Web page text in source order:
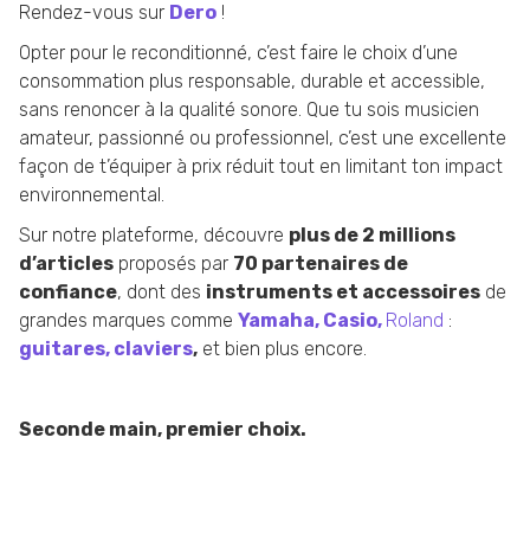
Rendez-vous sur Dero !
Opter pour le reconditionné, c’est faire le choix d’une
consommation plus responsable, durable et accessible,
sans renoncer à la qualité sonore. Que tu sois musicien
amateur, passionné ou professionnel, c’est une excellente
façon de t’équiper à prix réduit tout en limitant ton impact
environnemental.
Sur notre plateforme, découvre plus de 2 millions
d’articles proposés par 70 partenaires de
confiance, dont des instruments et accessoires de
grandes marques comme Yamaha, Casio, Roland :
guitares, claviers, et bien plus encore.
Seconde main, premier choix.